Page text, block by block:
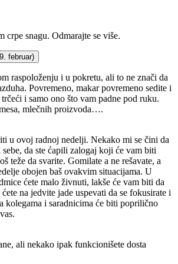
crpe snagu. Odmarajte se više.
februar)
raspoloženju i u pokretu, ali to ne znači da
Povremeno, makar povremeno sedite i
i samo ono što vam padne pod ruku.
mlečnih proizvoda….
u ovoj radnoj nedelji. Nekako mi se čini da
sebe, da ste ćapili zalogaj koji će vam biti
teže da svarite. Gomilate a ne rešavate, a
obojen baš ovakvim situacijama. U
ćete malo živnuti, lakše će vam biti da
na jedvite jade uspevati da se fokusirate i
kolegama i saradnicima će biti poprilično
ali nekako ipak funkcionišete dosta